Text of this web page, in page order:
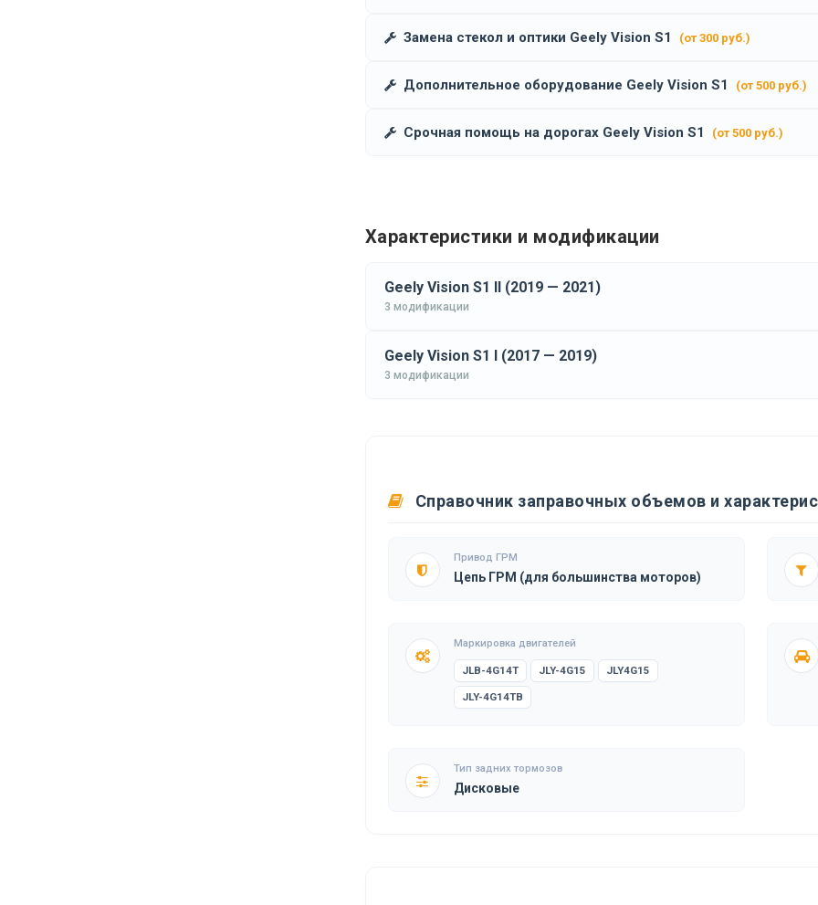
Замена стекол и оптики Geely Vision S1 (от 300 руб.)
Дополнительное оборудование Geely Vision S1 (от 500 руб.)
Срочная помощь на дорогах Geely Vision S1 (от 500 руб.)
Характеристики и модификации
Geely Vision S1 II (2019 — 2021)
3 модификации
Geely Vision S1 I (2017 — 2019)
3 модификации
Справочник заправочных объемов и
Привод ГРМ
Цепь ГРМ (для большинства моторов)
Маркировка двигателей
JLB-4G14T JLY-4G15 JLY4G15
JLY-4G14TB
Тип задних тормозов
Дисковые